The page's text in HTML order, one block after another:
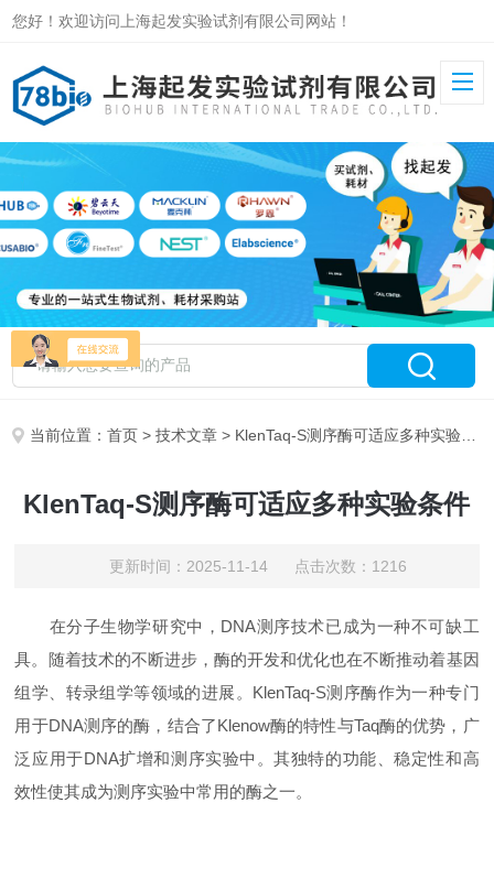
您好！欢迎访问上海起发实验试剂有限公司网站！
当前位置：首页 >技术文章 > KlenTaq-S测序酶可适应多种实验条件
KlenTaq-S测序酶可适应多种实验条件
更新时间：2025-11-14 点击次数：1216
在分子生物学研究中，DNA测序技术已成为一种不可缺工
具。随着技术的不断进步，酶的开发和优化也在不断推动着基因
组学、转录组学等领域的进展。KlenTaq-S测序酶作为一种专门
用于DNA测序的酶，结合了Klenow酶的特性与Taq酶的优势，广
泛应用于DNA扩增和测序实验中。其独特的功能、稳定性和高
效性使其成为测序实验中常用的酶之一。